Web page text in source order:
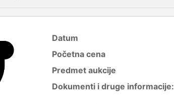
Datum
Početna cena
Predmet aukcije
Dokumenti i druge informacije: